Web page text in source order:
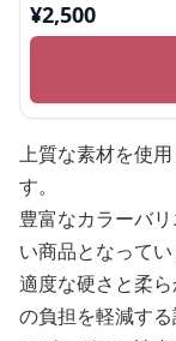
¥2,500
上質な素材を使
す。
豊富なカラーバ
い商品となってい
適度な硬さと柔
の負担を軽減する